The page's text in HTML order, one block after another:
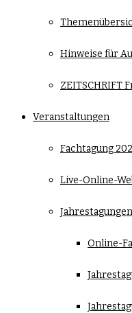
Hinweise für
ZEITSCHRIFT
Veranstaltungen
Fachtagung
Live-Online-
Online-